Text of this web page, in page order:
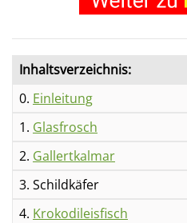
Inhaltsverzeichnis:
0. Einleitung
1. Glasfrosch
2. Gallertkalmar
3. Schildkäfer
4. Krokodileisfisch